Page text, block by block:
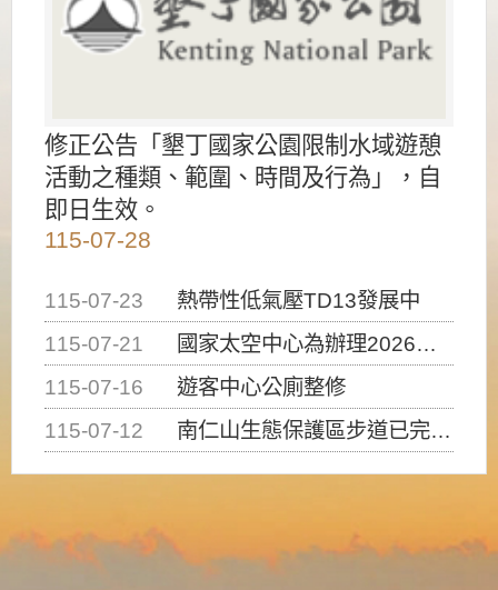
修正公告「墾丁國家公園限制水域遊憩
活動之種類、範圍、時間及行為」，自
即日生效。
115-07-28
115-07-23
熱帶性低氣壓TD13發展中
115-07-21
國家太空中心為辦理2026台灣盃火箭競賽，陸、海、空域警戒及協調相關事宜，因颱風備案事宜
115-07-16
遊客中心公廁整修
115-07-12
南仁山生態保護區步道已完成修復，自115年7月13日（星期一）起恢復開放入園，歡迎民眾依規定申請入園....